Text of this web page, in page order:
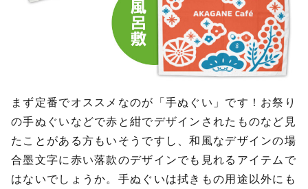
まず定番でオススメなのが「手ぬぐい」です！お祭り
の手ぬぐいなどで赤と紺でデザインされたものなど見
たことがある方もいそうですし、和風なデザインの場
合墨文字に赤い落款のデザインでも見れるアイテムで
はないでしょうか。手ぬぐいは拭きもの用途以外にも